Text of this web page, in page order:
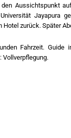
Aussichtspunkt
Jayapura
Hotel zurück. Später
Fahrzeit. Guide
Vollverpflegung.